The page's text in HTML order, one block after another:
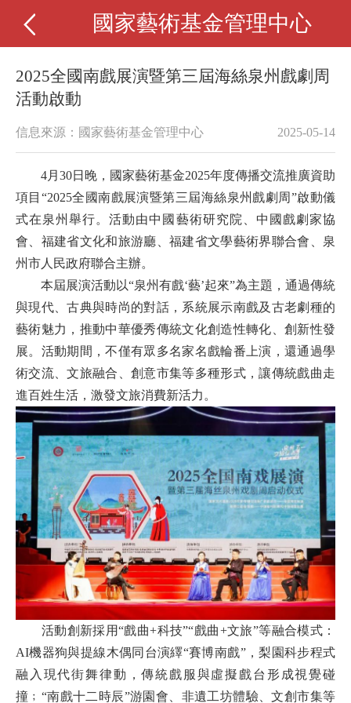
國家藝術基金管理中心
2025全國南戲展演暨第三屆海絲泉州戲劇周
活動啟動
信息來源：國家藝術基金管理中心 2025-05-14
4月30日晚， 國家藝術基金2025年度傳播交流推廣資助
項目 “2025全國南戲展演暨第三屆海絲泉州戲劇周”啟動儀
式在泉州舉行。活動由中國藝術研究院、中國戲劇家協
會、福建省文化和旅游廳、福建省文學藝術界聯合會、泉
州市人民政府聯合主辦。
本屆展演活動以“泉州有戲‘藝’起來”為主題，通過傳統
與現代、古典與時尚的對話，系統展示南戲及古老劇種的
藝術魅力，推動中華優秀傳統文化創造性轉化、創新性發
展。活動期間 ，不僅有眾多名家名戲輪番上演，還通過學
術交流 、文旅融合 、創意市集等多種形式，讓傳統戲曲走
進百姓生活，激發文旅消費新活力。
活動創新採用“戲曲+科技”“戲曲+文旅”等融合模式：
AI機器狗與提線木偶同台演繹“賽博南戲”，梨園科步程式
融入現代街舞律動，傳統戲服與虛擬戲台形成視覺碰
撞 ﹔ “南戲十二時辰”游園會、非遺工坊體驗、文創市集等